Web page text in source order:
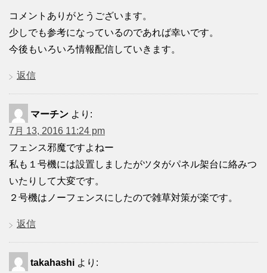
コメントありがとうございます。
少しでも参考になっているのであれば幸いです。
今後もいろいろ情報配信していきます。
返信
マーチン より:
7月 13, 2016 11:24 pm
フェンス邪魔ですよねー
私も１号機には設置しましたがツタがパネル架台に絡みつ
いたりして大変です。
２号機はノーフェンスにしたので雑草対策が楽です。
返信
takahashi より: